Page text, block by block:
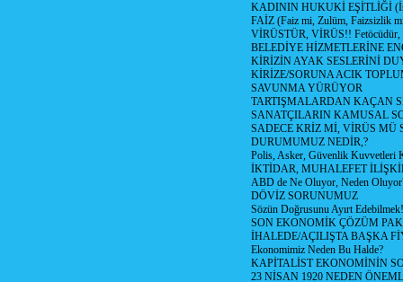
KADININ HUKUKİ EŞİTLİĞİ
FAİZ (Faiz mi, Zulüm, Faizsizlik
VİRÜSTÜR, VİRÜS!! Fetöcüdür,
BELEDİYE HİZMETLERİNE
KİRİZİN AYAK SESLERİNİ
KİRİZE/SORUNA ACIK
SAVUNMA YÜRÜYOR
TARTIŞMALARDAN KAÇAN
SANATÇILARIN KAMUSAL
SADECE KRİZ Mİ, VİRÜS MÜ
DURUMUMUZ NEDİR,?
Polis, Asker, Güvenlik Kuvvetleri
İKTİDAR, MUHALEFET
ABD de Ne Oluyor, Neden
DÖVİZ SORUNUMUZ
Sözün Doğrusunu Ayırt Edebilmek!
SON EKONOMİK ÇÖZÜM
İHALEDE/AÇILIŞTA BAŞKA
Ekonomimiz Neden Bu Halde?
KAPİTALİST EKONOMİNİN
23 NİSAN 1920 NEDEN